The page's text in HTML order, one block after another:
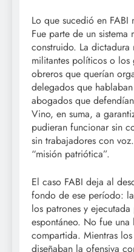
Lo que sucedió en
Fue parte de un sistema
construido. La
militantes políticos o
obreros que querían
delegados que
abogados que
Vino, en suma, a
pudieran funcionar sin
sin trabajadores con
“misión patriótica”.
El caso FABI deja al
fondo de ese período:
los patrones y
espontáneo. No fue una
compartida. Mientras
diseñaban la ofensiva